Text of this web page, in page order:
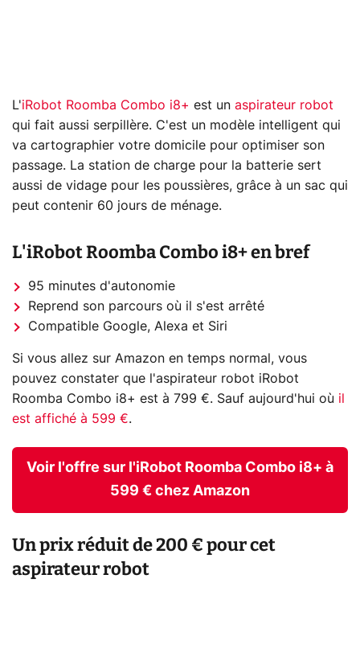
L'iRobot Roomba Combo i8+ est un aspirateur robot
qui fait aussi serpillère. C'est un modèle intelligent qui
va cartographier votre domicile pour optimiser son
passage. La station de charge pour la batterie sert
aussi de vidage pour les poussières, grâce à un sac qui
peut contenir 60 jours de ménage.
L'iRobot Roomba Combo i8+ en bref
95 minutes d'autonomie
Reprend son parcours où il s'est arrêté
Compatible Google, Alexa et Siri
Si vous allez sur Amazon en temps normal, vous
pouvez constater que l'aspirateur robot iRobot
Roomba Combo i8+ est à 799 €. Sauf aujourd'hui où il
est affiché à 599 €.
Voir l'offre sur l'iRobot Roomba Combo i8+ à
599 € chez Amazon
Un prix réduit de 200 € pour cet
aspirateur robot